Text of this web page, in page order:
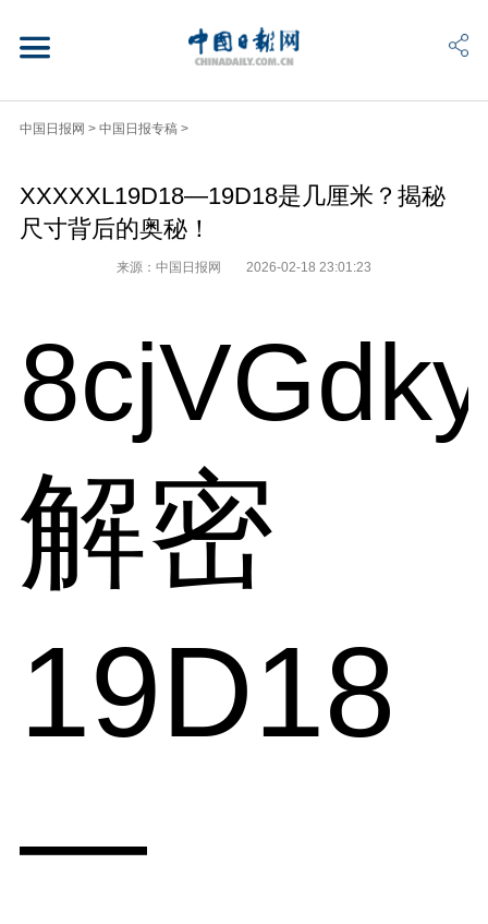
中国日报网 > 中国日报专稿 >
XXXXXL19D18—19D18是几厘米？揭秘
尺寸背后的奥秘！
来源：中国日报网 2026-02-18 23:01:23
解密
19D18
—